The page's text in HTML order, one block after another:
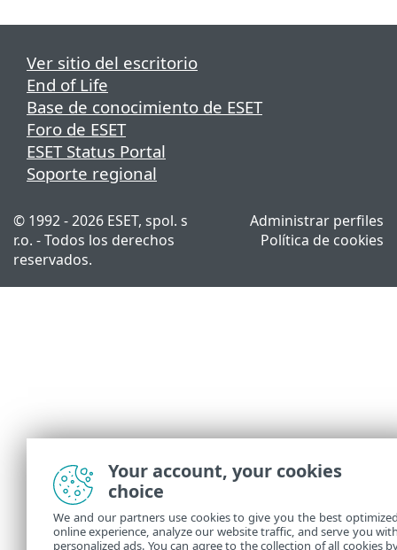
Ver sitio del escritorio
End of Life
Base de conocimiento de ESET
Foro de ESET
ESET Status Portal
Soporte regional
© 1992 - 2026 ESET, spol. s
r.o. - Todos los derechos
reservados.
Administrar perfiles
Política de cookies
Your account, your cookies
choice
We and our partners use cookies to give you the best
online experience, analyze our website traffic, and serve you
personalized ads. You can agree to the collection of all cookies